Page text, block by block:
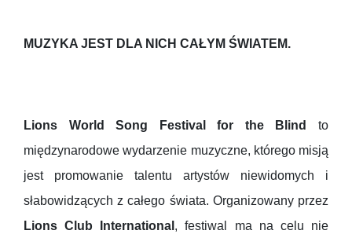
MUZYKA JEST DLA NICH CAŁYM ŚWIATEM.
Lions World Song Festival for the Blind
to
międzynarodowe wydarzenie muzyczne, którego misją
jest promowanie talentu artystów niewidomych i
słabowidzących z całego świata. Organizowany przez
Lions Club International , festiwal ma na celu nie